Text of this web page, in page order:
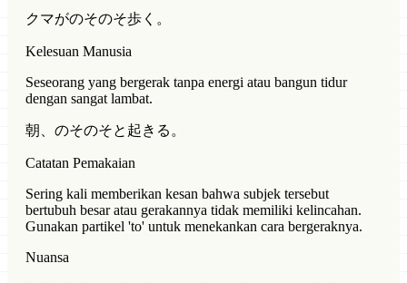
クマがのそのそ歩く。
Kelesuan Manusia
Seseorang yang bergerak tanpa energi atau bangun tidur
dengan sangat lambat.
朝、のそのそと起きる。
Catatan Pemakaian
Sering kali memberikan kesan bahwa subjek tersebut
bertubuh besar atau gerakannya tidak memiliki kelincahan.
Gunakan partikel 'to' untuk menekankan cara bergeraknya.
Nuansa